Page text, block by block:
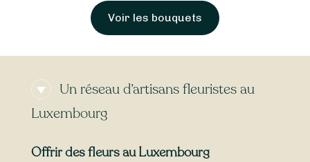
Voir les bouquets
Un réseau d’artisans fleuristes au
Luxembourg
Offrir des fleurs au Luxembourg